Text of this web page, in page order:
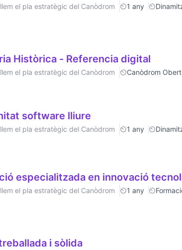
el pla estratègic del Canòdrom 1 any
Històrica - Referencia digital
el pla estratègic del Canòdrom Canòdrom Obert
software lliure
el pla estratègic del Canòdrom 1 any
especialitzada en innovació
el pla estratègic del Canòdrom 1 any
i sòlida